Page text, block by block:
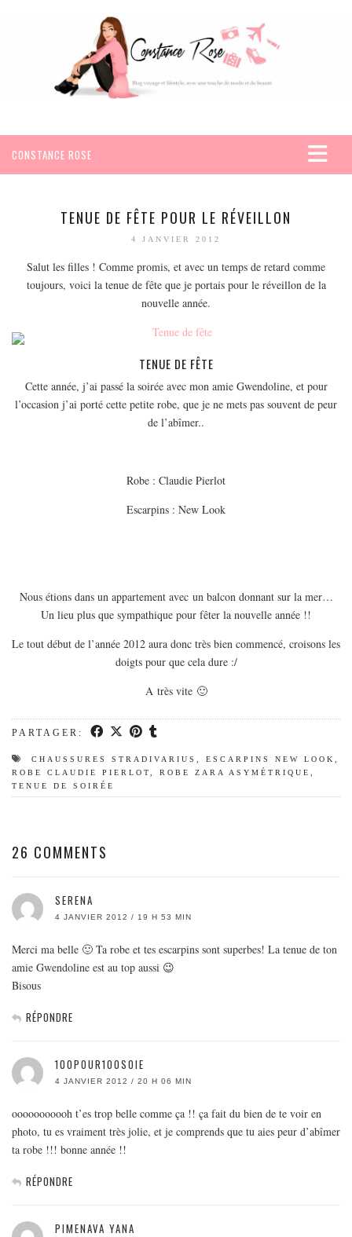
CONSTANCE ROSE
VOYAGES
SEYCHELLES
ESPAGNE
FRANCE
ARTICLES PRATIQUES
MON PROGRAMME DE YOGA EN LIGNE
BEAUTÉ
DIVERSES BOX
DIY
A PROPOS
TENUE DE FÊTE POUR LE RÉVEILLON
4 JANVIER 2012
Salut les filles ! Comme promis, et avec un temps de retard comme
toujours, voici la tenue de fête que je portais pour le réveillon de la
nouvelle année.
TENUE DE FÊTE
Cette année, j’ai passé la soirée avec mon amie Gwendoline, et pour
l’occasion j’ai porté cette petite robe, que je ne mets pas souvent de peur
de l’abîmer..
Robe : Claudie Pierlot
Escarpins : New Look
Nous étions dans un appartement avec un balcon donnant sur la mer…
Un lieu plus que sympathique pour fêter la nouvelle année !!
Le tout début de l’année 2012 aura donc très bien commencé, croisons les
doigts pour que cela dure :/
A très vite 🙂
PARTAGER:
CHAUSSURES STRADIVARIUS ESCARPINS NEW LOOK
ROBE CLAUDIE PIERLOT
ROBE ZARA ASYMÉTRIQUE
TENUE DE SOIRÉE
26 COMMENTS
SERENA
4 JANVIER 2012 / 19 H 53 MIN
Merci ma belle 🙂 Ta robe et tes escarpins sont superbes! La tenue de ton
amie Gwendoline est au top aussi 😉
Bisous
RÉPONDRE
100POUR100SOIE
4 JANVIER 2012 / 20 H 06 MIN
ooooooooooh t’es trop belle comme ça !! ça fait du bien de te voir en
photo, tu es vraiment très jolie, et je comprends que tu aies peur d’abîmer
ta robe !!! bonne année !!
RÉPONDRE
PIMENAVA YANA